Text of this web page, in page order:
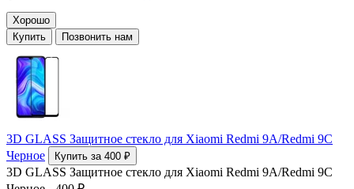
Хорошо
Купить
Позвонить нам
3D GLASS Защитное стекло для Xiaomi Redmi 9A/Redmi 9C
Черное
Купить за 400 ₽
3D GLASS Защитное стекло для Xiaomi Redmi 9A/Redmi 9C